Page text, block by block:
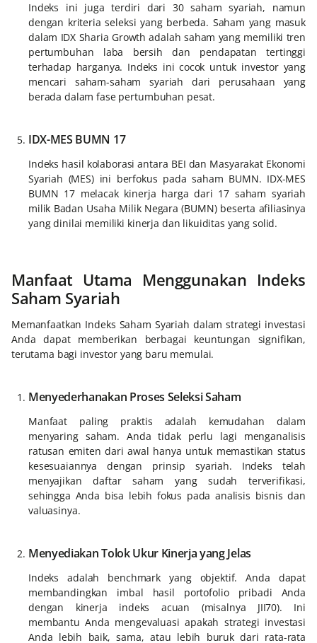
Indeks ini juga terdiri dari 30 saham syariah, namun
dengan kriteria seleksi yang berbeda. Saham yang masuk
dalam IDX Sharia Growth adalah saham yang memiliki tren
pertumbuhan laba bersih dan pendapatan tertinggi
terhadap harganya. Indeks ini cocok untuk investor yang
mencari saham-saham syariah dari perusahaan yang
berada dalam fase pertumbuhan pesat.
IDX-MES BUMN 17
Indeks hasil kolaborasi antara BEI dan Masyarakat Ekonomi
Syariah (MES) ini berfokus pada saham BUMN. IDX-MES
BUMN 17 melacak kinerja harga dari 17 saham syariah
milik Badan Usaha Milik Negara (BUMN) beserta afiliasinya
yang dinilai memiliki kinerja dan likuiditas yang solid.
Manfaat Utama Menggunakan Indeks
Saham Syariah
Memanfaatkan Indeks Saham Syariah dalam strategi investasi
Anda dapat memberikan berbagai keuntungan signifikan,
terutama bagi investor yang baru memulai.
Menyederhanakan Proses Seleksi Saham
Manfaat paling praktis adalah kemudahan dalam
menyaring saham. Anda tidak perlu lagi menganalisis
ratusan emiten dari awal hanya untuk memastikan status
kesesuaiannya dengan prinsip syariah. Indeks telah
menyajikan daftar saham yang sudah terverifikasi,
sehingga Anda bisa lebih fokus pada analisis bisnis dan
valuasinya.
Menyediakan Tolok Ukur Kinerja yang Jelas
Indeks adalah benchmark yang objektif. Anda dapat
membandingkan imbal hasil portofolio pribadi Anda
dengan kinerja indeks acuan (misalnya JII70). Ini
membantu Anda mengevaluasi apakah strategi investasi
Anda lebih baik, sama, atau lebih buruk dari rata-rata